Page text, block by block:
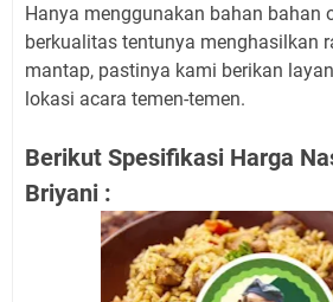
Hanya menggunakan bahan bahan
berkualitas tentunya menghasilkan
mantap, pastinya kami berikan
lokasi acara temen-temen.
Berikut Spesifikasi Harga
Briyani :